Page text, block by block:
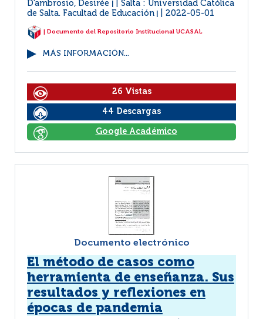
D'ambrosio, Desirée
Salta : Universidad Católica
de Salta. Facultad de Educación
2022-05-01
| Documento del Repositorio Institucional UCASAL
MÁS INFORMACIÓN...
26 Vistas
44 Descargas
Google Académico
Documento electrónico
El método de casos como
herramienta de enseñanza. Sus
resultados y reflexiones en
épocas de pandemia